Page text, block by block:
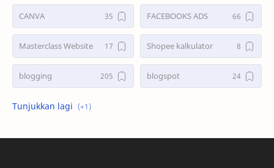
CANVA FACEBOOKS ADS
Masterclass Website Shopee kalkulator
blogging blogspot
shopee